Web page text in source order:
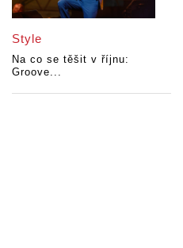
Style
Na co se těšit v říjnu:
Groove...